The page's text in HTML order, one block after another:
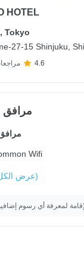
HOTEL
, Tokyo
27-15 Shinjuku,
4.6
مرافق
Wifi
عرض الكل (8)